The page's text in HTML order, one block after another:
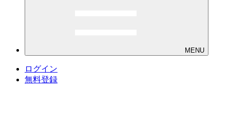
MENU
ログイン
無料登録